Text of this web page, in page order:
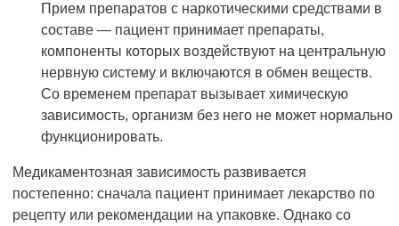
Прием препаратов с наркотическими средствами в
составе — пациент принимает препараты,
компоненты которых воздействуют на центральную
нервную систему и включаются в обмен веществ.
Со временем препарат вызывает химическую
зависимость, организм без него не может нормально
функционировать.
Медикаментозная зависимость развивается
постепенно: сначала пациент принимает лекарство по
рецепту или рекомендации на упаковке. Однако со